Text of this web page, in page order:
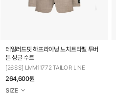
테일러드핏 하프라이닝 노치트라펠 투버
튼 싱글 수트
[26SS] LMM11772 TAILOR LINE
264,600원